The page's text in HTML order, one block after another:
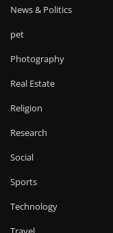
News & Politics
pet
Photography
Real Estate
Religion
Research
Social
Sports
Technology